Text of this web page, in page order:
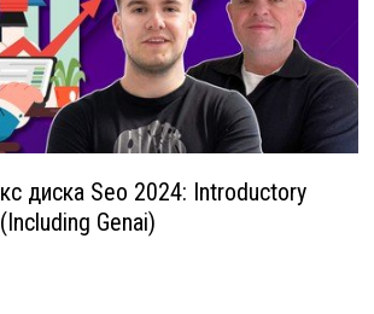
диска Seo 2024: Introductory
Genai)